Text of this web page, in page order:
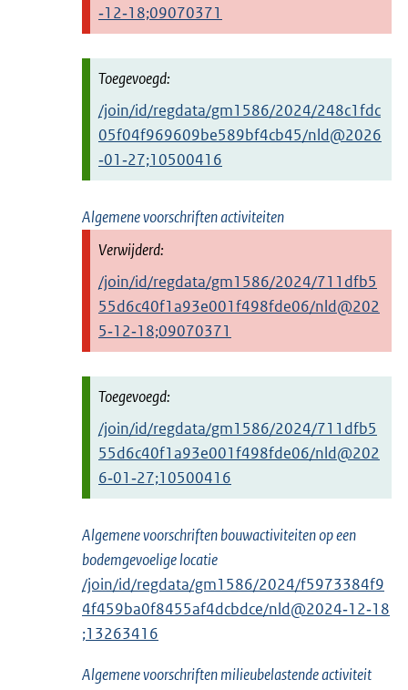
‑12‑18;09070371
/join/id/regdata/gm1586/2024/248c1fdc
05f04f969609be589bf4cb45/nld@2026
‑01‑27;10500416
Algemene voorschriften activiteiten
/join/id/regdata/gm1586/2024/711dfb5
55d6c40f1a93e001f498fde06/nld@202
5‑12‑18;09070371
/join/id/regdata/gm1586/2024/711dfb5
55d6c40f1a93e001f498fde06/nld@202
6‑01‑27;10500416
Algemene voorschriften bouwactiviteiten op een
bodemgevoelige locatie
/join/id/regdata/gm1586/2024/f5973384f9
4f459ba0f8455af4dcbdce/nld@2024‑12‑18
;13263416
Algemene voorschriften milieubelastende activiteit